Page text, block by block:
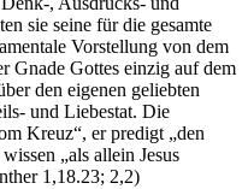
sie seine für die gesamte
Vorstellung von dem
Gnade Gottes einzig auf dem
den eigenen geliebten
und Liebestat. Die
Kreuz“, er predigt „den
„als allein Jesus
1,18.23; 2,2)